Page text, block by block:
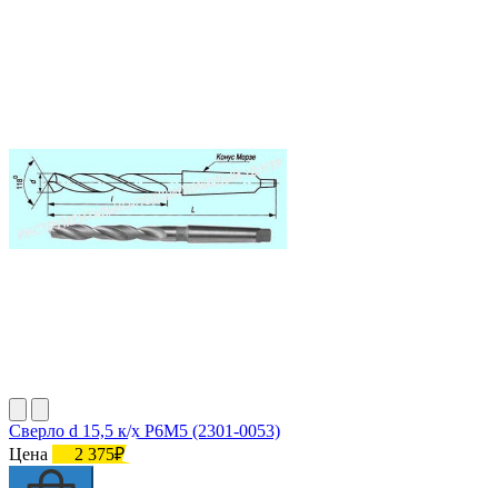
Сверло d 15,5 к/x Р6М5 (2301-0053)
Цена
2 375₽